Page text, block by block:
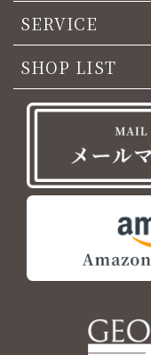
SERVICE
SHOP LIST